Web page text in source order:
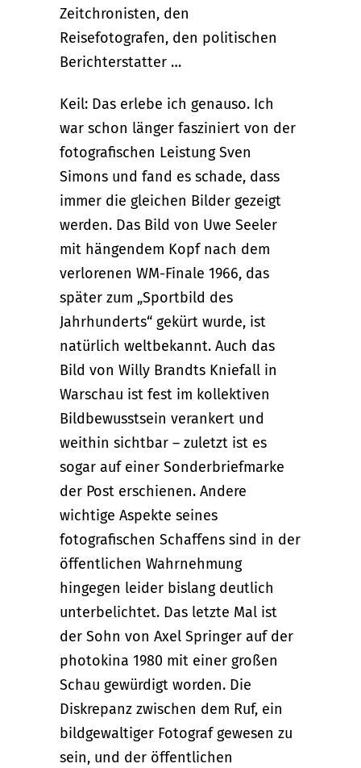
Zeitchronisten, den
Reisefotografen, den politischen
Berichterstatter …
Keil: Das erlebe ich genauso. Ich
war schon länger fasziniert von der
fotografischen Leistung Sven
Simons und fand es schade, dass
immer die gleichen Bilder gezeigt
werden. Das Bild von Uwe Seeler
mit hängendem Kopf nach dem
verlorenen WM-Finale 1966, das
später zum „Sportbild des
Jahrhunderts“ gekürt wurde, ist
natürlich weltbekannt. Auch das
Bild von Willy Brandts Kniefall in
Warschau ist fest im kollektiven
Bildbewusstsein verankert und
weithin sichtbar – zuletzt ist es
sogar auf einer Sonderbriefmarke
der Post erschienen. Andere
wichtige Aspekte seines
fotografischen Schaffens sind in der
öffentlichen Wahrnehmung
hingegen leider bislang deutlich
unterbelichtet. Das letzte Mal ist
der Sohn von Axel Springer auf der
photokina 1980 mit einer großen
Schau gewürdigt worden. Die
Diskrepanz zwischen dem Ruf, ein
bildgewaltiger Fotograf gewesen zu
sein, und der öffentlichen